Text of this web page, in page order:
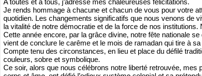
A toutes et à tous, j’adresse mes chaleureuses félicitations.
Je rends hommage à chacune et chacun de vous pour votre
quotidien. Les changements significatifs que nous venons de
la vitalité de notre démocratie et de la force de nos
Cette année encore, par la grâce divine, notre fête nationale
vient de conclure le carême et le mois de ramadan qui tire à sa
Compte tenu des circonstances, en lieu et place du défilé
couleurs, sobre et symbolique.
Ce soir, alors que nous célébrons notre liberté retrouvée,